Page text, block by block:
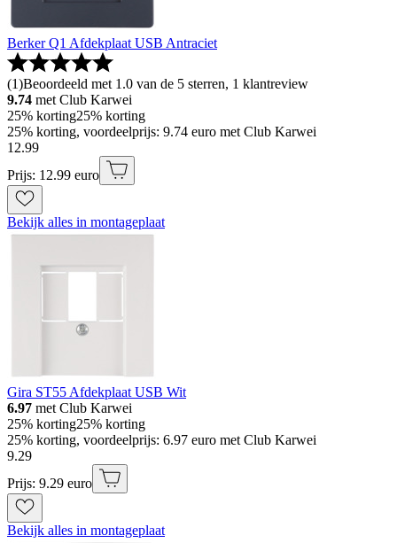
Berker Q1 Afdekplaat USB Antraciet
(1)Beoordeeld met 1.0 van de 5 sterren, 1 klantreview
9.74 met Club Karwei
25% korting25% korting
25% korting, voordeelprijs: 9.74 euro met Club Karwei
12.99
Prijs: 12.99 euro
Bekijk alles in montageplaat
Gira ST55 Afdekplaat USB Wit
6.97 met Club Karwei
25% korting25% korting
25% korting, voordeelprijs: 6.97 euro met Club Karwei
9.29
Prijs: 9.29 euro
Bekijk alles in montageplaat